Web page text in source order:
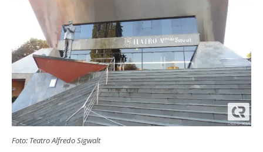
Foto: Teatro Alfredo Sigwalt